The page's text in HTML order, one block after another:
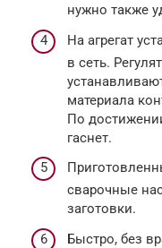
нужно также
На агрегат
в сеть.
материала
По
гаснет.
сварочные
заготовки.
Быстро, без